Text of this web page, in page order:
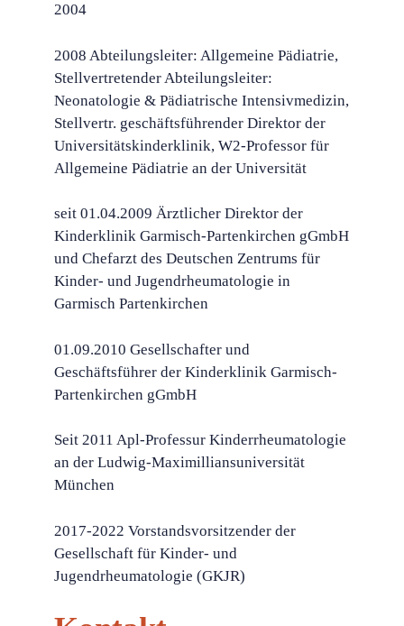
2004
2008 Abteilungsleiter: Allgemeine Pädiatrie,
Stellvertretender Abteilungsleiter:
Neonatologie & Pädiatrische Intensivmedizin,
Stellvertr. geschäftsführender Direktor der
Universitätskinderklinik, W2-Professor für
Allgemeine Pädiatrie an der Universität
seit 01.04.2009 Ärztlicher Direktor der
Kinderklinik Garmisch-Partenkirchen gGmbH
und Chefarzt des Deutschen Zentrums für
Kinder- und Jugendrheumatologie in
Garmisch Partenkirchen
01.09.2010 Gesellschafter und
Geschäftsführer der Kinderklinik Garmisch-
Partenkirchen gGmbH
Seit 2011 Apl-Professur Kinderrheumatologie
an der Ludwig-Maximilliansuniversität
München
2017-2022 Vorstandsvorsitzender der
Gesellschaft für Kinder- und
Jugendrheumatologie (GKJR)